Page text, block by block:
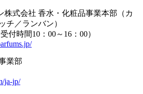
株式会社 香水・化粧品事業本部（カ
チ／ランバン）
受付時間10：00～16：00）
業部
ja-jp/